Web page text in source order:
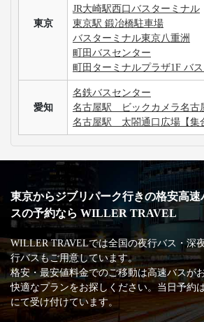
東京
JR大崎駅西口バスターミナル
東京駅 鍛冶橋駐車場
バスターミナル東京八重洲
町田バスセンター
町田ターミナルプラザ1F バ
愛知
名鉄バスセンター
名古屋駅 ビックカメラ名古
名古屋駅 太閤通口広場【集
東京からジブリパーク行きの格安高
スの予約なら WILLER TRAVEL
WILLER TRAVELでは全国の夜行バス・深
行バスもご用意しています。
格安・最安値料金でのご移動は高速バスが
快適なプランをお探しください。当日予約
にて受け付けています。